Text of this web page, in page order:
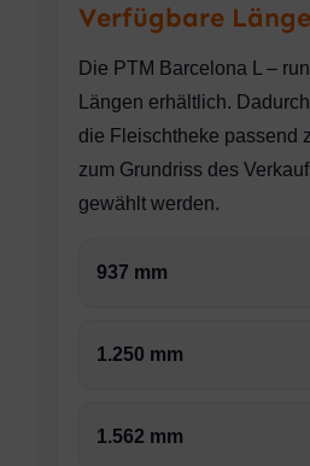
Verfügbare
Die PTM Barcelona L –
Längen erhältlich.
die Fleischtheke passend
zum Grundriss des
gewählt werden.
937 mm
1.250 mm
1.562 mm